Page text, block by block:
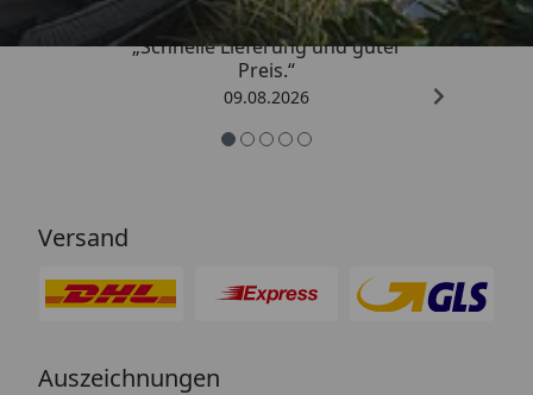
„Schnelle Lieferung und guter
Preis.“
09.08.2026
Versand
Auszeichnungen